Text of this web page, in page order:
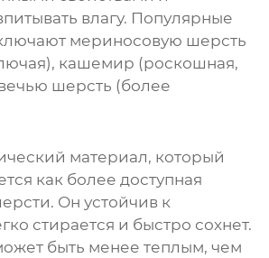
влагу. Популярные
мериносовую шерсть
кашемир (роскошная,
шерсть (более
материал, который
как более доступная
Он устойчив к
стирается и быстро сохнет.
быть менее теплым, чем